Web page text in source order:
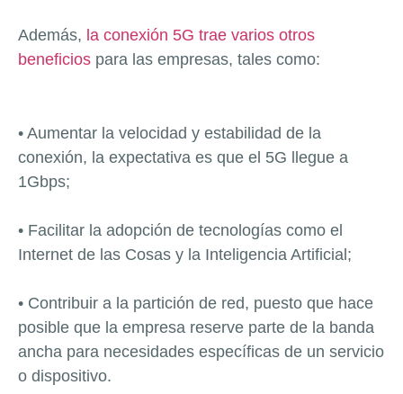
Además, la conexión 5G trae varios otros
beneficios para las empresas, tales como:
• Aumentar la velocidad y estabilidad de la
conexión, la expectativa es que el 5G llegue a
1Gbps;
• Facilitar la adopción de tecnologías como el
Internet de las Cosas y la Inteligencia Artificial;
• Contribuir a la partición de red, puesto que hace
posible que la empresa reserve parte de la banda
ancha para necesidades específicas de un servicio
o dispositivo.